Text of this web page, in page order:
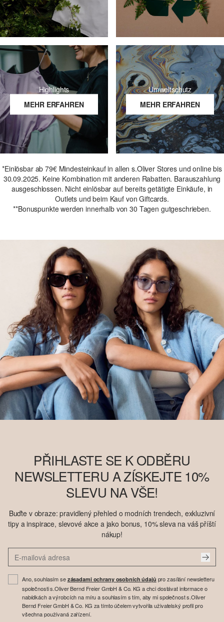
Highlights
MEHR ERFAHREN
Umweltschutz
MEHR ERFAHREN
*Einlösbar ab 79€ Mindesteinkauf in allen s.Oliver Stores und online bis
30.09.2025. Keine Kombination mit anderen Rabatten. Barauszahlung
ausgeschlossen. Nicht einlösbar auf bereits getätigte Einkäufe, in
Outlets und beim Kauf von Giftcards.
**Bonuspunkte werden innerhalb von 30 Tagen gutgeschrieben.
PŘIHLASTE SE K ODBĚRU
NEWSLETTERU A ZÍSKEJTE 10%
SLEVU NA VŠE!
Buďte v obraze: pravidlený přehled o modních trendech, exkluzivní
tipy a inspirace, slevové akce a jako bonus, 10% sleva na váš příští
nákup!
Ano, souhlasím se zásadami ochrany osobních údajů pro zasílání newsletteru
společnosti s.Oliver Bernd Freier GmbH & Co. KG a chci dostávat informace o
nabídkách a výrobcích na míru a souhlasím s tím, aby mi společnost s.Oliver
Bernd Freier GmbH & Co. KG za tímto účelem vytvořila uživatelský profil pro
všechna používaná zařízení.